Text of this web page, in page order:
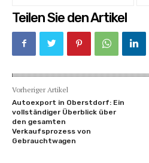
Teilen Sie den Artikel
Vorheriger Artikel
Autoexport in Oberstdorf: Ein
vollständiger Überblick über
den gesamten
Verkaufsprozess von
Gebrauchtwagen